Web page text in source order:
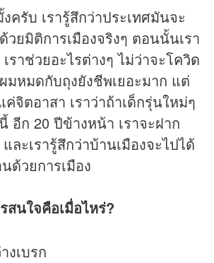
ครับ เรารู้สึกว่าประเทศมันจะ
วยมิติการเมืองจริงๆ ตอนนั้นเรา
ราช่วยอะไรต่างๆ ไม่ว่าจะโควิด
มหมดกับถุงยังชีพเยอะมาก แต่
จิตอาสา เราว่าถ้าเด็กรุ่นใหม่ๆ
อีก 20 ปีข้างหน้า เราจะฝาก
ละเรารู้สึกว่าบ้านเมืองจะไปได้
ด้วยการเมือง
สนใจคือเมื่อไหร่?
งเบรก